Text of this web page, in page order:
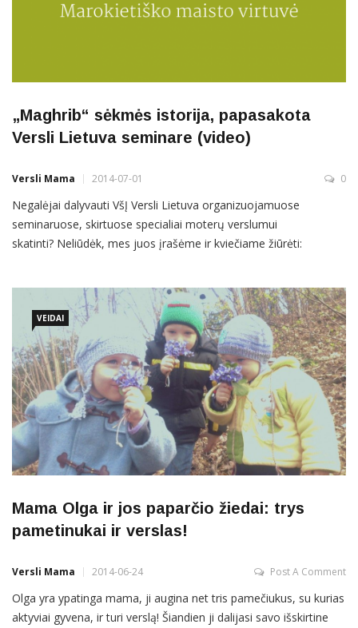
„Maghrib“ sėkmės istorija, papasakota
Versli Lietuva seminare (video)
Versli Mama 2014-07-01 0
Negalėjai dalyvauti VšĮ Versli Lietuva organizuojamuose
seminaruose, skirtuose specialiai moterų verslumui
skatinti? Neliūdėk, mes juos įrašėme ir kviečiame žiūrėti:
VEIDAI
Mama Olga ir jos paparčio žiedai: trys
pametinukai ir verslas!
Versli Mama 2014-06-24 Post A Comment
Olga yra ypatinga mama, ji augina net tris pamečiukus, su kurias
aktyviai gyvena, ir turi verslą! Šiandien ji dalijasi savo išskirtine